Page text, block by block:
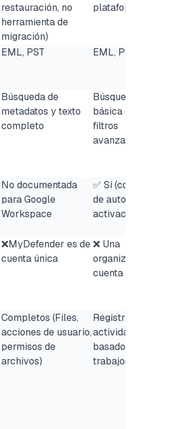
restauración, no
herramienta de
migración)
plataforma)
EML, PST EML, PST
Búsqueda de
metadatos y texto
completo
Búsqueda
básica con
filtros
avanzados
No documentada
para Google
Workspace
✅ Sí (con opción
de auto-
activación)
❌MyDefender es de
cuenta única
❌ Una
organización por
cuenta
Completos (Files,
acciones de usuario,
permisos de
archivos)
Registros de
actividad
basados en
trabajos